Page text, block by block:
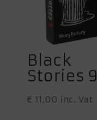
Black
Stories 9
€ 11,00 inc. Vat